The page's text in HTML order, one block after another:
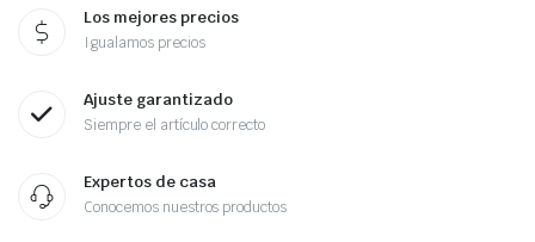
Los mejores precios
Igualamos precios
Ajuste garantizado
Siempre el artículo correcto
Expertos de casa
Conocemos nuestros productos